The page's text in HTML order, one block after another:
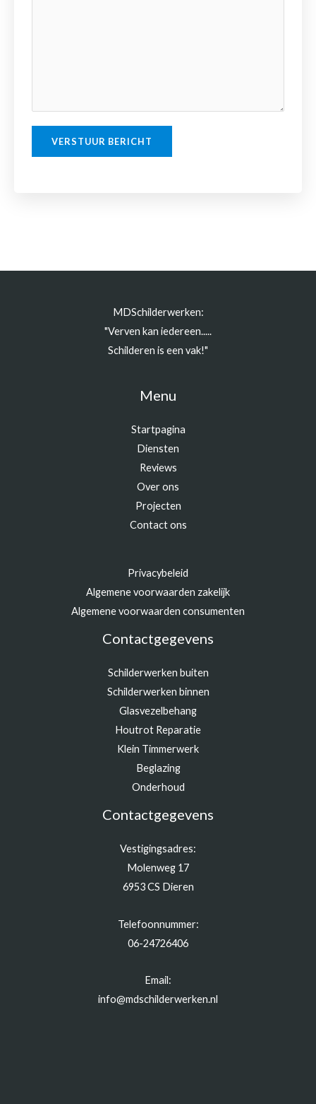
VERSTUUR BERICHT
MDSchilderwerken:
"Verven kan iedereen.....
Schilderen is een vak!"
Menu
Startpagina
Diensten
Reviews
Over ons
Projecten
Contact ons
Privacybeleid
Algemene voorwaarden zakelijk
Algemene voorwaarden consumenten
Contactgegevens
Schilderwerken buiten
Schilderwerken binnen
Glasvezelbehang
Houtrot Reparatie
Klein Timmerwerk
Beglazing
Onderhoud
Contactgegevens
Vestigingsadres:
Molenweg 17
6953 CS Dieren
Telefoonnummer:
06-24726406
Email:
info@mdschilderwerken.nl